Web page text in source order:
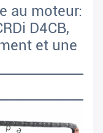
au moteur:
D4CB,
et une